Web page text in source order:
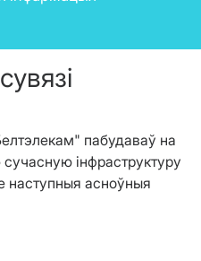
пабудаваў на
інфраструктуру
наступныя асноўныя